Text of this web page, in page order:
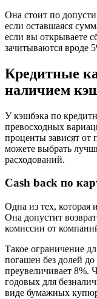
Она стоит по
если оставшаяся
если вы открываете
зачитываются вроде
Кредитные
наличием
У кэшбэка по
превосходных
проценты зависят
можете выбрать
расходований.
Cash back по
Одна из тех, которая
Она допустит
комиссии от
Такое ограничение
погашен без долей
преувеличивает 8%.
годовых для
виде бумажных